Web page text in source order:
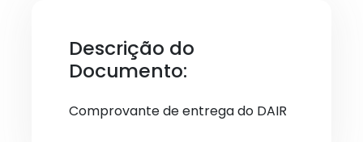
Descrição do
Documento:
Comprovante de entrega do DAIR